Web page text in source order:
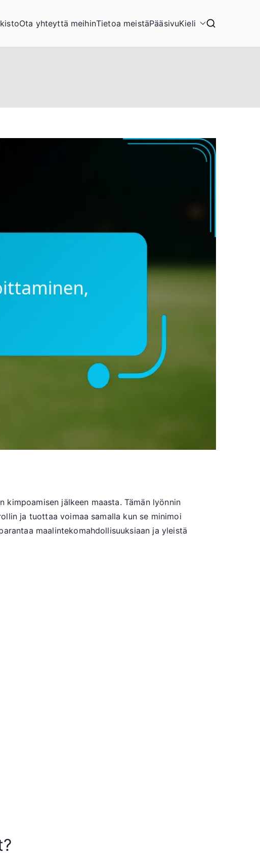
Ota yhteyttä meihinTietoa meistäPääsivuKieli
jälkeen maasta. Tämän lyönnin
ja tuottaa voimaa samalla kun se minimoi
maalintekomahdollisuuksiaan ja yleistä